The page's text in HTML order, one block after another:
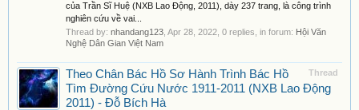
của Trần Sĩ Huệ (NXB Lao Động, 2011), dày 237 trang, là công trình
nghiên cứu về vai...
Thread by: nhandang123 Apr 28, 2022 , 0 replies, in forum: Hội Văn
Nghệ Dân Gian Việt Nam
Thread
Theo Chân Bác Hồ Sơ Hành Trình Bác Hồ
Tìm Đường Cứu Nước 1911-2011 (NXB Lao Động
2011) - Đỗ Bích Hà